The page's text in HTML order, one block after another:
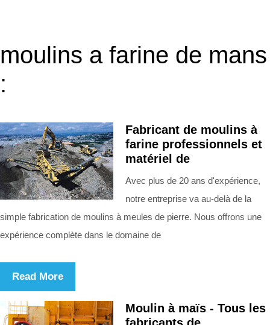
moulins a farine de mans
:
Fabricant de moulins à
farine professionnels et
matériel de
Avec plus de 20 ans d'expérience,
notre entreprise va au-delà de la
simple fabrication de moulins à meules de pierre. Nous offrons une
expérience complète dans le domaine de
Read More
Moulin à maïs - Tous les